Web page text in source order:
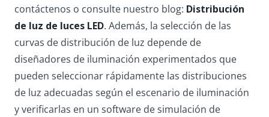
contáctenos o consulte nuestro blog: Distribución
de luz de luces LED. Además, la selección de las
curvas de distribución de luz depende de
diseñadores de iluminación experimentados que
pueden seleccionar rápidamente las distribuciones
de luz adecuadas según el escenario de iluminación
y verificarlas en un software de simulación de